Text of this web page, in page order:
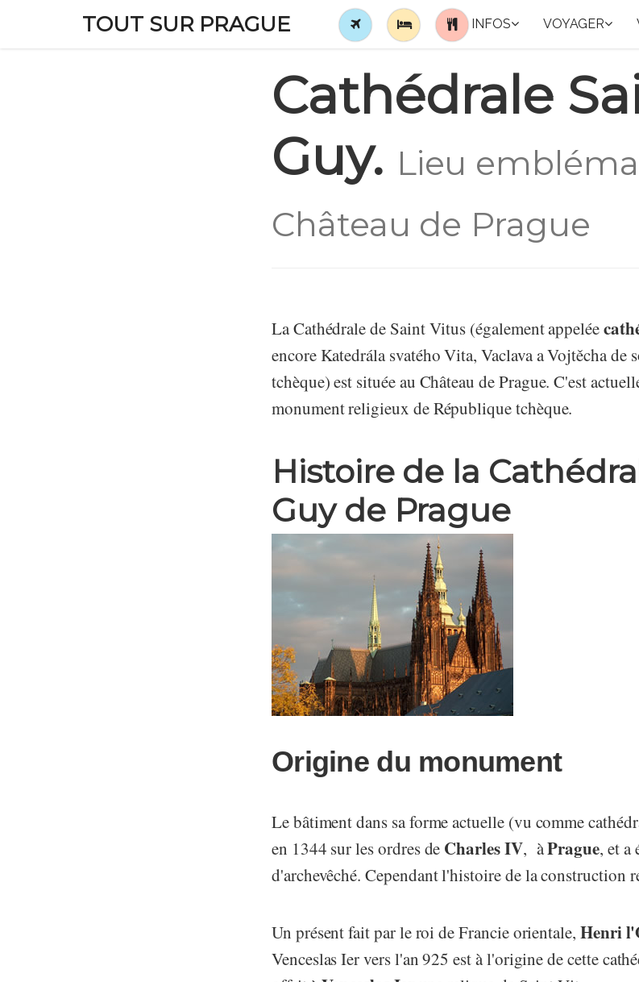
TOUT SUR PRAGUE INFOS VOYAGER
Cathédrale
Guy. Lieu
Château de Prague
La Cathédrale de Saint Vitus (également appelée
encore Katedrála svatého Vita, Vaclava a Vojtěcha de
tchèque) est située au Château de Prague. C'est
monument religieux de République tchèque.
Histoire de la
Guy de Prague
Origine du monument
Le bâtiment dans sa forme actuelle (vu comme
en 1344 sur les ordres de Charles IV, àPrague, et a
d'archevêché. Cependant l'histoire de la construction
Un présent fait par le roi de Francie orientale, Henri
Venceslas Ier vers l'an 925 est à l'origine de cette